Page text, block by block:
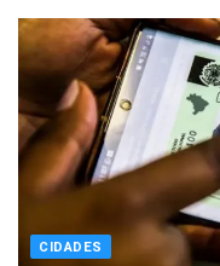
CIDADES